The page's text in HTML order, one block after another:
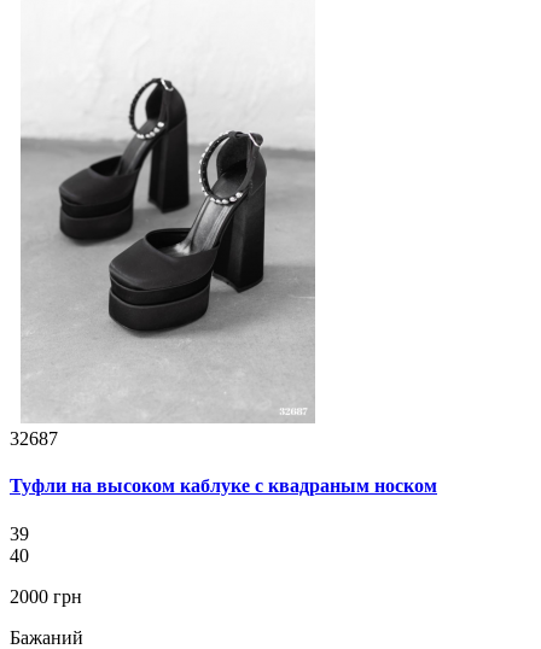
32687
Туфли на высоком каблуке с квадраным носком
39
40
2000 грн
Бажаний